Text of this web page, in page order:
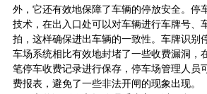
外，它还有效地保障了车辆的停放安全。停
技术，在出入口处可以对车辆进行车牌号、
拍，这样确保进出车辆的一致性。车牌识别
车场系统相比有效地封堵了一些收费漏洞，
笔停车收费记录进行保存，停车场管理人员
费报表，避免了一些非法开闸的现象出现。